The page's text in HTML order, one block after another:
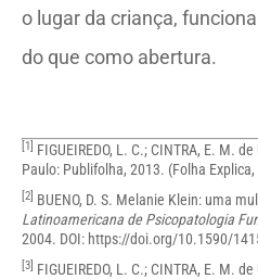
o lugar da criança,
do que como abertura.
[1] FIGUEIREDO, L. C.; CINTRA, E. M. de
Paulo: Publifolha, 2013. (Folha Explica,
[2] BUENO, D. S. Melanie Klein: uma
Latinoamericana de Psicopatologia
2004. DOI: https://doi.org/10.1590/
[3] FIGUEIREDO, L. C.; CINTRA, E. M.